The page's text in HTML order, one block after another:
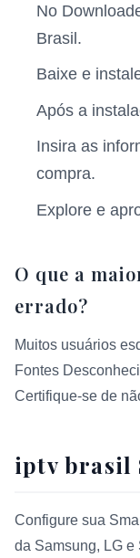
No
Brasil.
Baixe e
Após a
Insira as
compra.
Explore e
O que a
errado?
Muitos usuários
Fontes
Certifique-se de
iptv brasil
Configure sua
da Samsung, LG